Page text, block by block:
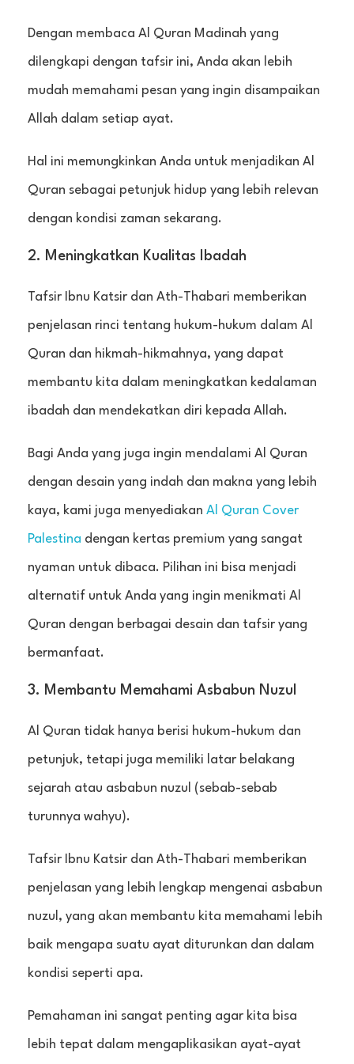
Dengan membaca Al Quran Madinah yang
dilengkapi dengan tafsir ini, Anda akan lebih
mudah memahami pesan yang ingin disampaikan
Allah dalam setiap ayat.
Hal ini memungkinkan Anda untuk menjadikan Al
Quran sebagai petunjuk hidup yang lebih relevan
dengan kondisi zaman sekarang.
2. Meningkatkan Kualitas Ibadah
Tafsir Ibnu Katsir dan Ath-Thabari memberikan
penjelasan rinci tentang hukum-hukum dalam Al
Quran dan hikmah-hikmahnya, yang dapat
membantu kita dalam meningkatkan kedalaman
ibadah dan mendekatkan diri kepada Allah.
Bagi Anda yang juga ingin mendalami Al Quran
dengan desain yang indah dan makna yang lebih
kaya, kami juga menyediakan Al Quran Cover
Palestina dengan kertas premium yang sangat
nyaman untuk dibaca. Pilihan ini bisa menjadi
alternatif untuk Anda yang ingin menikmati Al
Quran dengan berbagai desain dan tafsir yang
bermanfaat.
3. Membantu Memahami Asbabun Nuzul
Al Quran tidak hanya berisi hukum-hukum dan
petunjuk, tetapi juga memiliki latar belakang
sejarah atau asbabun nuzul (sebab-sebab
turunnya wahyu).
Tafsir Ibnu Katsir dan Ath-Thabari memberikan
penjelasan yang lebih lengkap mengenai asbabun
nuzul, yang akan membantu kita memahami lebih
baik mengapa suatu ayat diturunkan dan dalam
kondisi seperti apa.
Pemahaman ini sangat penting agar kita bisa
lebih tepat dalam mengaplikasikan ayat-ayat